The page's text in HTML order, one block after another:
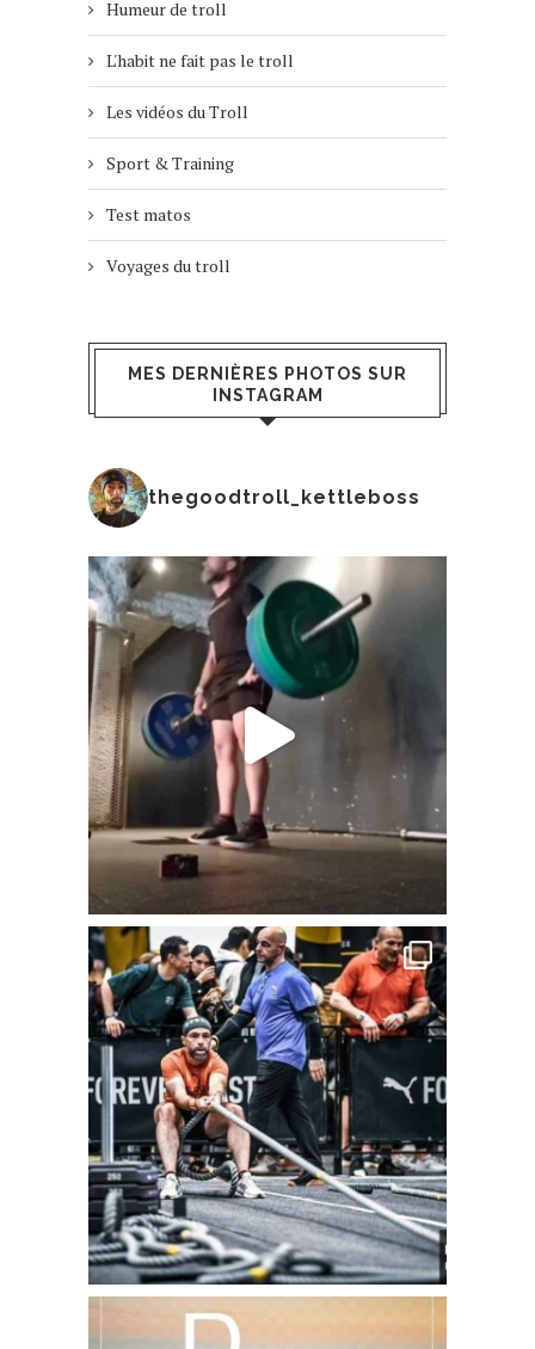
Humeur de troll
L'habit ne fait pas le troll
Les vidéos du Troll
Sport & Training
Test matos
Voyages du troll
MES DERNIÈRES PHOTOS SUR
INSTAGRAM
thegoodtroll_kettleboss